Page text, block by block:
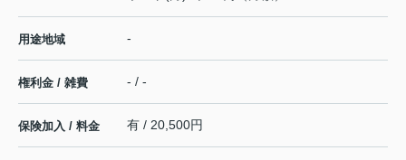
用途地域 -
権利金 / 雑費 - / -
保険加入 / 料金 有 / 20,500円